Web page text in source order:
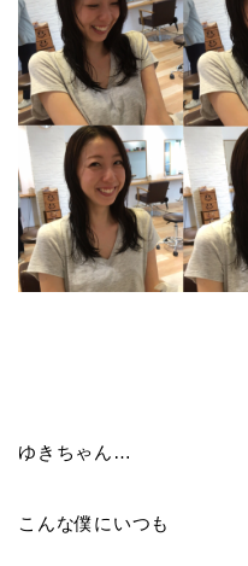
ゆきちゃん…
こんな僕にいつも